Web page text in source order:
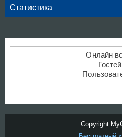
Статистика
Онлайн
Copyright